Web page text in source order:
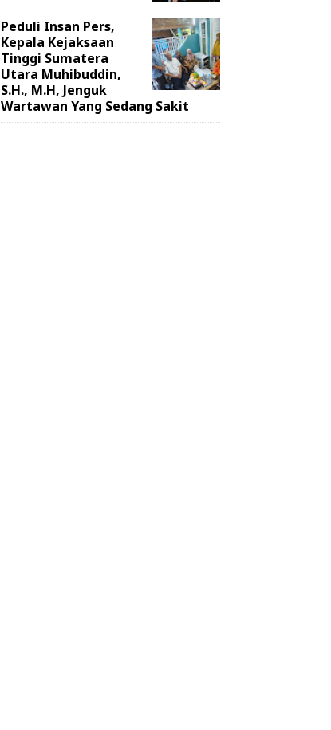
Peduli Insan Pers,
Kepala Kejaksaan
Tinggi Sumatera
Utara Muhibuddin,
S.H., M.H, Jenguk
Wartawan Yang Sedang Sakit